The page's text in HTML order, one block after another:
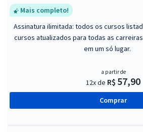
Mais completo!
Assinatura ilimitada: todos os cursos
cursos atualizados para todas as
em um só lugar.
a partir de
12x de R$ 57,90
Comprar